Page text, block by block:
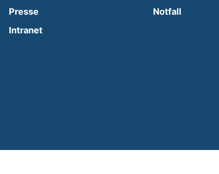
Presse
Intranet(external link, opens in a new window)
Notfall